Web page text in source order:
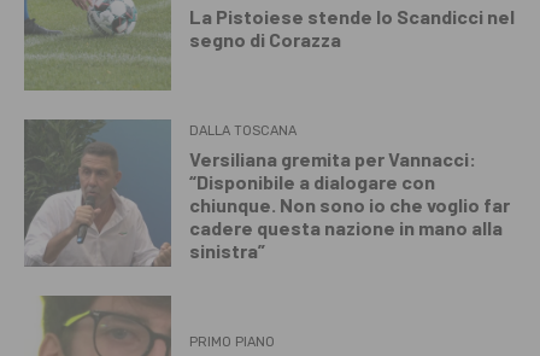
La Pistoiese stende lo Scandicci nel
segno di Corazza
DALLA TOSCANA
Versiliana gremita per Vannacci:
“Disponibile a dialogare con
chiunque. Non sono io che voglio far
cadere questa nazione in mano alla
sinistra”
PRIMO PIANO